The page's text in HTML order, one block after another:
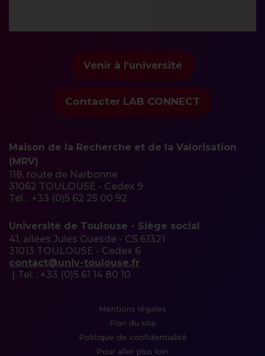
Venir à l'université
Contacter LAB CONNECT
Maison de la Recherche et de la Valorisation
(MRV)
118, route de Narbonne
31062 TOULOUSE - Cedex 9
Tel. : +33 (0)5 62 25 00 92
Université de Toulouse - Siège social
41, allées Jules Guesde - CS 61321
31013 TOULOUSE - Cedex 6
contact@univ-toulouse.fr
Tel. : +33 (0)5 61 14 80 10
Menu
Pied
Mentions légales
Plan du site
Politique de confidentialité
Pour aller plus loin